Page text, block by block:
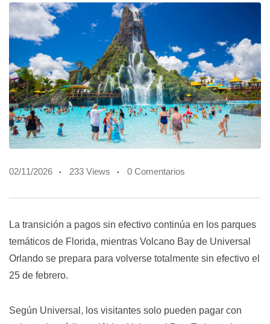
02/11/2026 233 Views 0 Comentarios
La transición a pagos sin efectivo continúa en los parques
temáticos de Florida, mientras Volcano Bay de Universal
Orlando se prepara para volverse totalmente sin efectivo el
25 de febrero.
Según Universal, los visitantes solo pueden pagar con